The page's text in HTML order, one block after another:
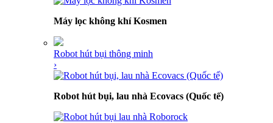
Máy lọc không khí Kosmen
Robot hút bụi thông minh
›
Robot hút bụi, lau nhà Ecovacs (Quốc tế)